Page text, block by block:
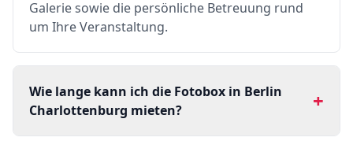
Galerie sowie die persönliche Betreuung rund
um Ihre Veranstaltung.
Wie lange kann ich die Fotobox in Berlin
Charlottenburg mieten?
+